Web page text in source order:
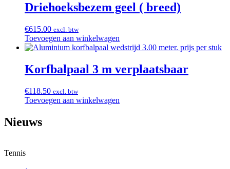
Driehoeksbezem geel ( breed)
€615.00 excl. btw
Toevoegen aan winkelwagen
Korfbalpaal 3 m verplaatsbaar
€118.50 excl. btw
Toevoegen aan winkelwagen
Nieuws
Tennis